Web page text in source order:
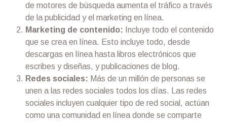
de motores de búsqueda aumenta el tráfico a través
de la publicidad y el marketing en línea.
Marketing de contenido: Incluye todo el contenido
que se crea en línea. Esto incluye todo, desde
descargas en línea hasta libros electrónicos que
escribes y diseñas, y publicaciones de blog.
Redes sociales: Más de un millón de personas se
unen a las redes sociales todos los días. Las redes
sociales incluyen cualquier tipo de red social, actúan
como una comunidad en línea donde se comparte